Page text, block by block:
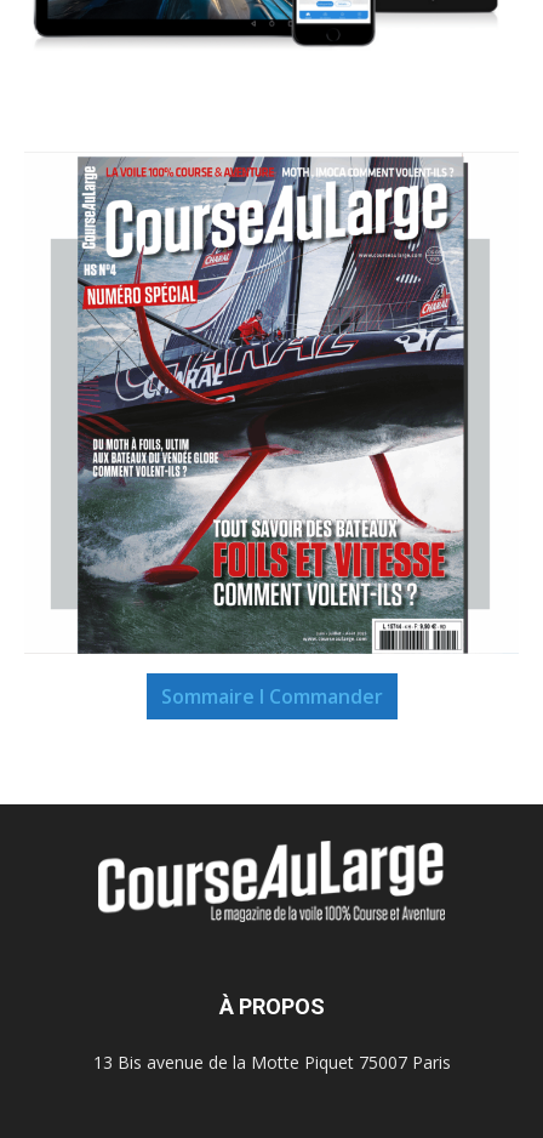
Sommaire I Commander
À PROPOS
13 Bis avenue de la Motte Piquet 75007 Paris